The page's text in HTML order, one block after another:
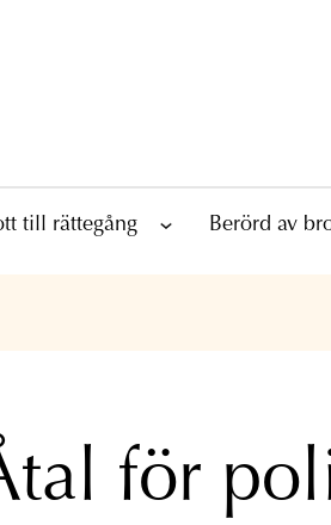
till rättegång Berörd av
för